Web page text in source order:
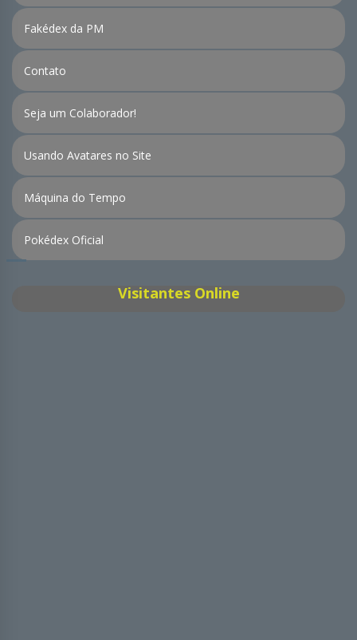
Fakédex da PM
Contato
Seja um Colaborador!
Usando Avatares no Site
Máquina do Tempo
Pokédex Oficial
Visitantes Online